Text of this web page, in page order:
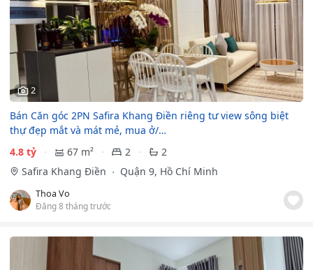
2
Bán Căn góc 2PN Safira Khang Điền riêng tư view sông biệt
thự đẹp mắt và mát mẻ, mua ở/…
4.8 tỷ
67 m² 2
2
Safira Khang Điền
Quận 9, Hồ Chí Minh
Thoa Vo
Đăng 8 tháng trước